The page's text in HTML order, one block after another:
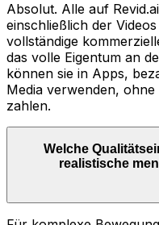
Absolut. Alle auf
einschließlich der
vollständige
das volle Eigentum an
können sie in Apps,
Media verwenden,
zahlen.
Welche
realistische